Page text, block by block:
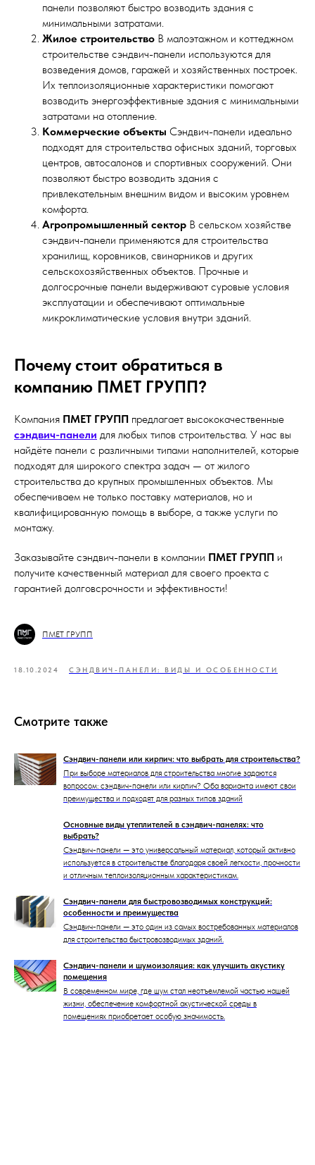
панели позволяют быстро возводить здания с
минимальными затратами.
Жилое строительство В малоэтажном и коттеджном
строительстве сэндвич-панели используются для
возведения домов, гаражей и хозяйственных построек.
Их теплоизоляционные характеристики помогают
возводить энергоэффективные здания с минимальными
затратами на отопление.
Коммерческие объекты Сэндвич-панели идеально
подходят для строительства офисных зданий, торговых
центров, автосалонов и спортивных сооружений. Они
позволяют быстро возводить здания с
привлекательным внешним видом и высоким уровнем
комфорта.
Агропромышленный сектор В сельском хозяйстве
сэндвич-панели применяются для строительства
хранилищ, коровников, свинарников и других
сельскохозяйственных объектов. Прочные и
долгосрочные панели выдерживают суровые условия
эксплуатации и обеспечивают оптимальные
микроклиматические условия внутри зданий.
Почему стоит обратиться в
компанию ПМЕТ ГРУПП?
Компания ПМЕТ ГРУПП предлагает высококачественные
сэндвич-панели для любых типов строительства. У нас вы
найдёте панели с различными типами наполнителей, которые
подходят для широкого спектра задач — от жилого
строительства до крупных промышленных объектов. Мы
обеспечиваем не только поставку материалов, но и
квалифицированную помощь в выборе, а также услуги по
монтажу.
Заказывайте сэндвич-панели в компании ПМЕТ ГРУПП и
получите качественный материал для своего проекта с
гарантией долговсрочности и эффективности!
ПМЕТ ГРУПП
18.10.2024 СЭНДВИЧ-ПАНЕЛИ: ВИДЫ И ОСОБЕННОСТИ
Смотрите также
Сэндвич-панели или кирпич: что выбрать для строительства?
При выборе материалов для строительства многие задаются
вопросом: сэндвич-панели или кирпич? Оба варианта имеют свои
преимущества и подходят для разных типов зданий
Основные виды утеплителей в сэндвич-панелях: что
выбрать?
Сэндвич-панели — это универсальный материал, который активно
используется в строительстве благодаря своей легкости, прочности
и отличным теплоизоляционным характеристикам.
Сэндвич-панели для быстровозводимых конструкций:
особенности и преимущества
Сэндвич-панели — это один из самых востребованных материалов
для строительства быстровозводимых зданий.
Сэндвич-панели и шумоизоляция: как улучшить акустику
помещения
В современном мире, где шум стал неотъемлемой частью нашей
жизни, обеспечение комфортной акустической среды в
помещениях приобретает особую значимость.